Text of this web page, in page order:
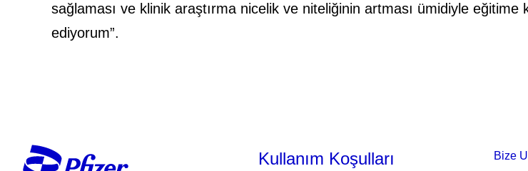
sağlaması ve klinik araştırma nicelik ve niteliğinin artması ümidiyle
ediyorum”.
Kullanım Koşulları
Bize